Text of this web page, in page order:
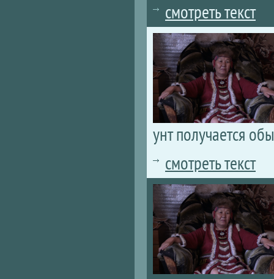
смотреть текст
унт получается
смотреть текст